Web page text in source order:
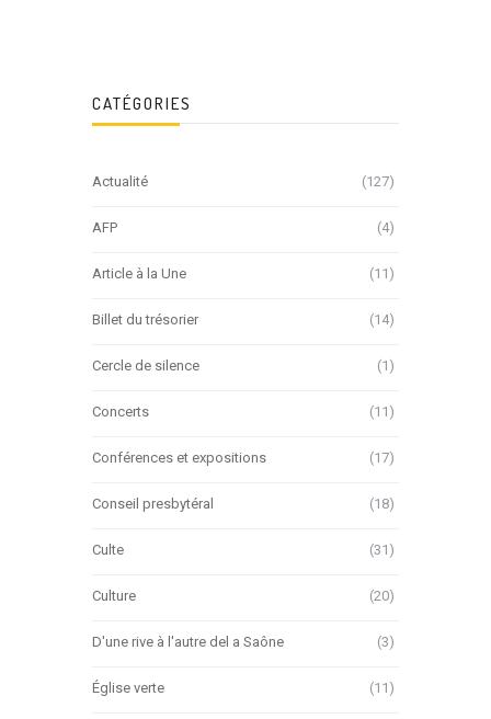
CATÉGORIES
Actualité (127)
AFP (4)
Article à la Une (11)
Billet du trésorier (14)
Cercle de silence (1)
Concerts (11)
Conférences et expositions (17)
Conseil presbytéral (18)
Culte (31)
Culture (20)
D'une rive à l'autre del a Saône (3)
Église verte (11)